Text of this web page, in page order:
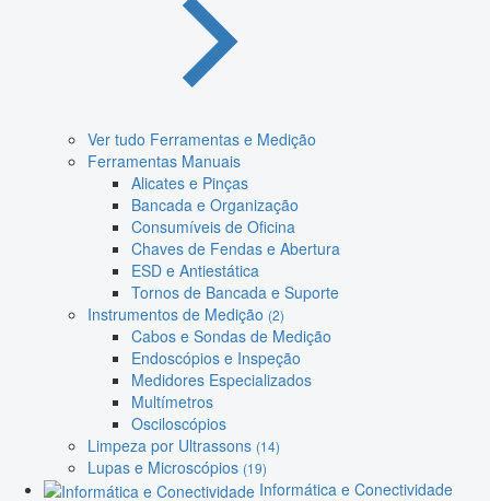
Ver tudo Ferramentas e Medição
Ferramentas Manuais
Alicates e Pinças
Bancada e Organização
Consumíveis de Oficina
Chaves de Fendas e Abertura
ESD e Antiestática
Tornos de Bancada e Suporte
Instrumentos de Medição (2)
Cabos e Sondas de Medição
Endoscópios e Inspeção
Medidores Especializados
Multímetros
Osciloscópios
Limpeza por Ultrassons (14)
Lupas e Microscópios (19)
Informática e Conectividade